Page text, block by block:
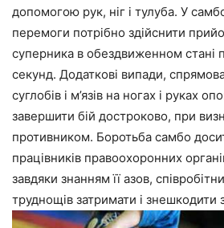
допомогою рук, ніг і тулуба. У
перемоги потрібно здійснити
суперника в обездвиженном стані
секунд. Додаткові випади,
суглобів і м’язів на ногах і руках
завершити бій достроково, при
противником. Боротьба самбо
працівників правоохоронних
завдяки знанням її азов,
труднощів затримати і знешкодити